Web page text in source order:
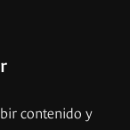
contenido y